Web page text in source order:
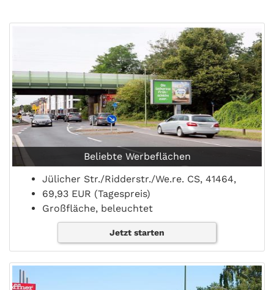
Beliebte Werbeflächen
Jülicher Str./Ridderstr./We.re. CS, 41464,
69,93 EUR (Tagespreis)
Großfläche, beleuchtet
Jetzt starten